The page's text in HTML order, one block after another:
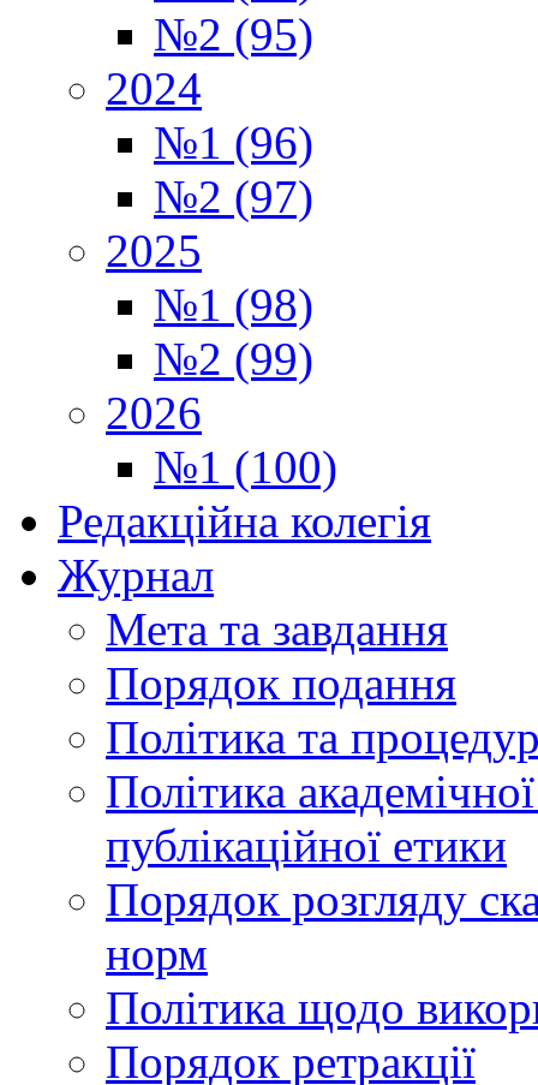
№2 (95)
2024
№1 (96)
№2 (97)
2025
№1 (98)
№2 (99)
2026
№1 (100)
Редакційна колегія
Журнал
Мета та завдання
Порядок подання
Політика та
Політика
публікаційної етики
Порядок розгляду
норм
Політика щодо
Порядок ретракції